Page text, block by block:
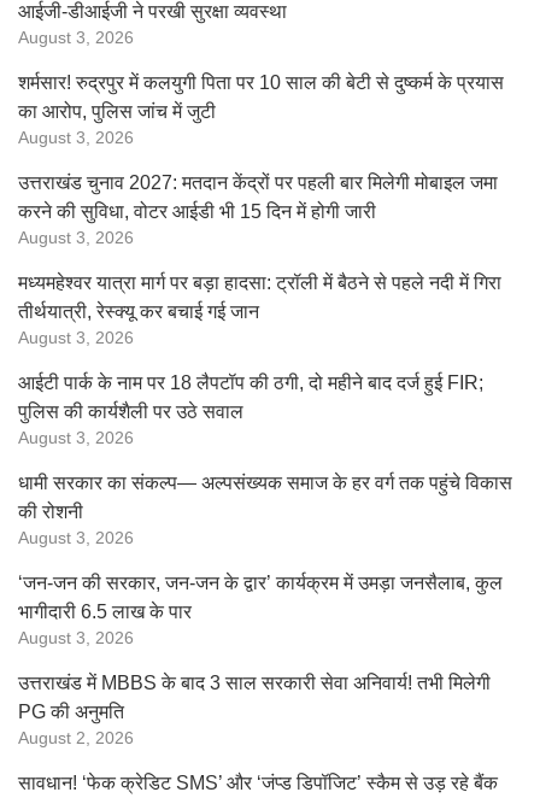
आईजी-डीआईजी ने परखी सुरक्षा व्यवस्था
August 3, 2026
शर्मसार! रुद्रपुर में कलयुगी पिता पर 10 साल की बेटी से दुष्कर्म के प्रयास
का आरोप, पुलिस जांच में जुटी
August 3, 2026
उत्तराखंड चुनाव 2027: मतदान केंद्रों पर पहली बार मिलेगी मोबाइल जमा
करने की सुविधा, वोटर आईडी भी 15 दिन में होगी जारी
August 3, 2026
मध्यमहेश्वर यात्रा मार्ग पर बड़ा हादसा: ट्रॉली में बैठने से पहले नदी में गिरा
तीर्थयात्री, रेस्क्यू कर बचाई गई जान
August 3, 2026
आईटी पार्क के नाम पर 18 लैपटॉप की ठगी, दो महीने बाद दर्ज हुई FIR;
पुलिस की कार्यशैली पर उठे सवाल
August 3, 2026
धामी सरकार का संकल्प— अल्पसंख्यक समाज के हर वर्ग तक पहुंचे विकास
की रोशनी
August 3, 2026
‘जन-जन की सरकार, जन-जन के द्वार’ कार्यक्रम में उमड़ा जनसैलाब, कुल
भागीदारी 6.5 लाख के पार
August 3, 2026
उत्तराखंड में MBBS के बाद 3 साल सरकारी सेवा अनिवार्य! तभी मिलेगी
PG की अनुमति
August 2, 2026
सावधान! ‘फेक क्रेडिट SMS’ और ‘जंप्ड डिपॉजिट’ स्कैम से उड़ रहे बैंक